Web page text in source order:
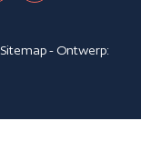
Sitemap- Ontwerp: